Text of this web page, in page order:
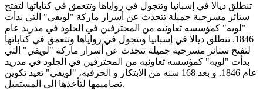
تنطلق ديالا في إسبانيا وتتجول في زواياها وتتعمق في كتاباتها لتفتح
ستائر مسرحية جميلة تتحدث عن أسرار ماركة "لويفي" التي بدأت
"لويه" كمؤسسه تعاونيه من المحترفين في الجلود في مدريد عام
1846. تنطلق ديالا في إسبانيا وتتجول في زواياها وتتعمق في كتاباتها
لتفتح ستائر مسرحية جميلة تتحدث عن أسرار ماركة "لويفي" التي
بدأت "لويه" كمؤسسه تعاونيه من المحترفين في الجلود في مدريد
عام 1846. و بعد 168 سنه من الابتكار و الحرفيه، "لويفي" تعيد تكوين
تصاميمها لتأخذها الى المستقبل.